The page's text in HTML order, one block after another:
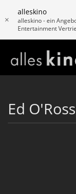
alleskino
alleskino - ein
Entertainment
Ed O'Ross